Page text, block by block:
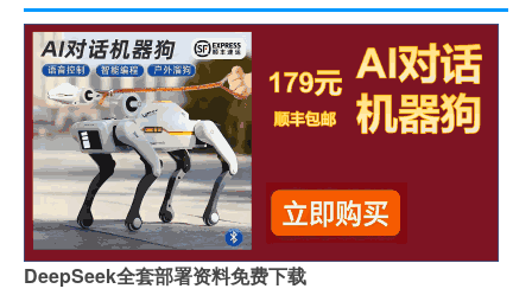
DeepSeek全套部署资料免费下载